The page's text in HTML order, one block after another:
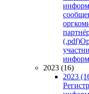
(.pdf)
2023 (16)
2023